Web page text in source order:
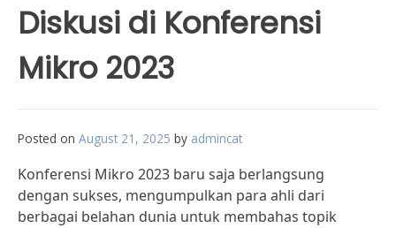
Diskusi di Konferensi
Mikro 2023
Posted on August 21, 2025 by admincat
Konferensi Mikro 2023 baru saja berlangsung
dengan sukses, mengumpulkan para ahli dari
berbagai belahan dunia untuk membahas topik